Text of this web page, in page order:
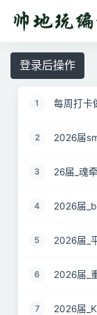
登录后操作
1 每周打卡
2 2026届
3 26届_魂
4 2026届
5 2026届_
6 2026届_
7 2026届